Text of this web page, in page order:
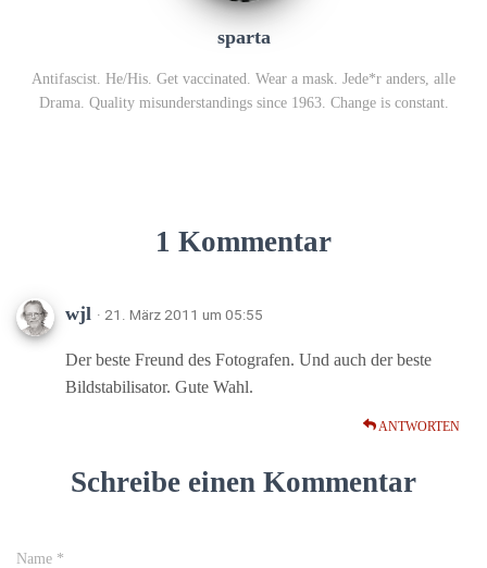
sparta
Antifascist. He/His. Get vaccinated. Wear a mask. Jede*r anders, alle
Drama. Quality misunderstandings since 1963. Change is constant.
1 Kommentar
wjl · 21. März 2011 um 05:55
Der beste Freund des Fotografen. Und auch der beste
Bildstabilisator. Gute Wahl.
ANTWORTEN
Schreibe einen Kommentar
Name *